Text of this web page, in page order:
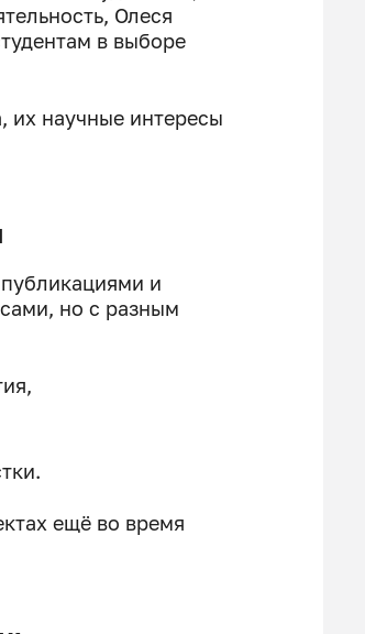
Олеся
в выборе
их научные интересы
и
но с разным
ещё во время